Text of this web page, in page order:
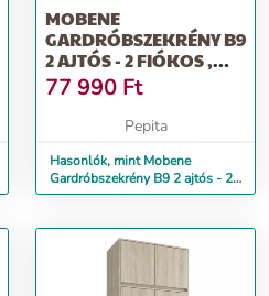
MOBENE
GARDRÓBSZEKRÉNY B9
2 AJTÓS - 2 FIÓKOS ,
SONOMA WENGE
77 990 Ft
Pepita
Hasonlók, mint Mobene
Gardróbszekrény B9 2 ajtós - 2
fiókos , sonoma wenge